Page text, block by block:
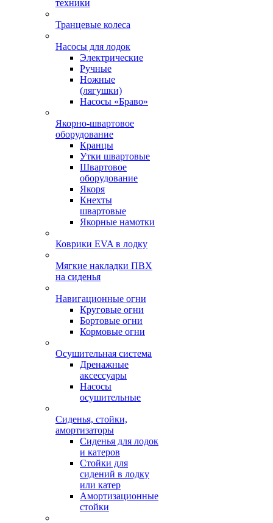
техники
Транцевые колеса
Насосы для лодок
Электрические
Ручные
Ножные
(лягушки)
Насосы «Браво»
Якорно-швартовое
оборудование
Кранцы
Утки швартовые
Швартовое
оборудование
Якоря
Кнехты
швартовые
Якорные намотки
Коврики EVA в лодку
Мягкие накладки ПВХ
на сиденья
Навигационные огни
Круговые огни
Бортовые огни
Кормовые огни
Осушительная система
Дренажные
аксессуары
Насосы
осушительные
Сиденья, стойки,
амортизаторы
Сиденья для лодок
и катеров
Стойки для
сидений в лодку
или катер
Амортизационные
стойки